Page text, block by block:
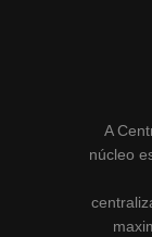
A
núcleo